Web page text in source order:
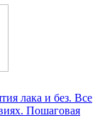
лака и без. Все
Пошаговая